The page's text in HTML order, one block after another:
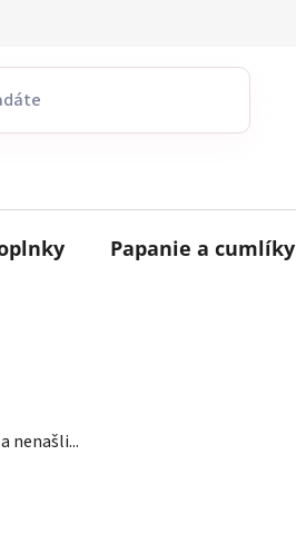
Papanie a cumlíky
nenašli...